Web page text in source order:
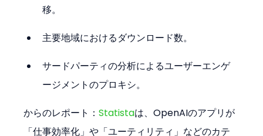
移。
主要地域におけるダウンロード数。
サードパーティの分析によるユーザーエンゲ
ージメントのプロキシ。
からのレポート：Statistaは、OpenAIのアプリが
「仕事効率化」や「ユーティリティ」などのカテ